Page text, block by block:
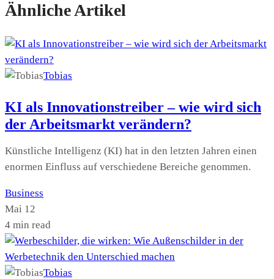
Ähnliche Artikel
Tobias
KI als Innovationstreiber – wie wird sich
der Arbeitsmarkt verändern?
Künstliche Intelligenz (KI) hat in den letzten Jahren einen
enormen Einfluss auf verschiedene Bereiche genommen.
Business
Mai 12
4 min read
Tobias